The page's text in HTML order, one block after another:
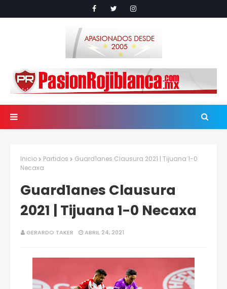
Inicio Partidos
Guard1anes Clausura 2021 | Tijuana 1-0
Necaxa
Guard1anes Clausura
2021 | Tijuana 1-0 Necaxa
GERARDO TAKER ABRIL 24, 2021